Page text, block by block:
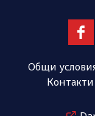
Общи
Контакти